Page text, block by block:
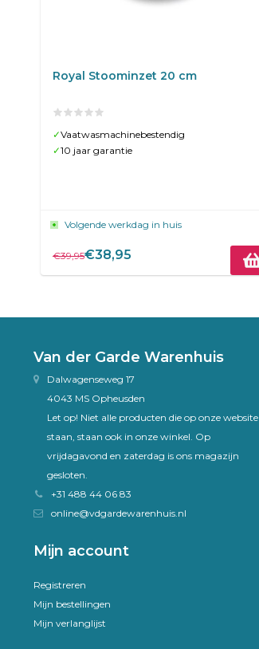
Royal Stoominzet 20 cm
✓Vaatwasmachinebestendig
✓10 jaar garantie
Volgende werkdag in huis
€39,95€38,95
Van der Garde Warenhuis
Dalwagenseweg 17
4043 MS Opheusden
Let op! Niet alle producten die op onze website
staan, staan ook in onze winkel. Op
vrijdagavond en zaterdag is ons magazijn
gesloten.
+31 488 44 06 83
online@vdgardewarenhuis.nl
Mijn account
Registreren
Mijn bestellingen
Mijn verlanglijst